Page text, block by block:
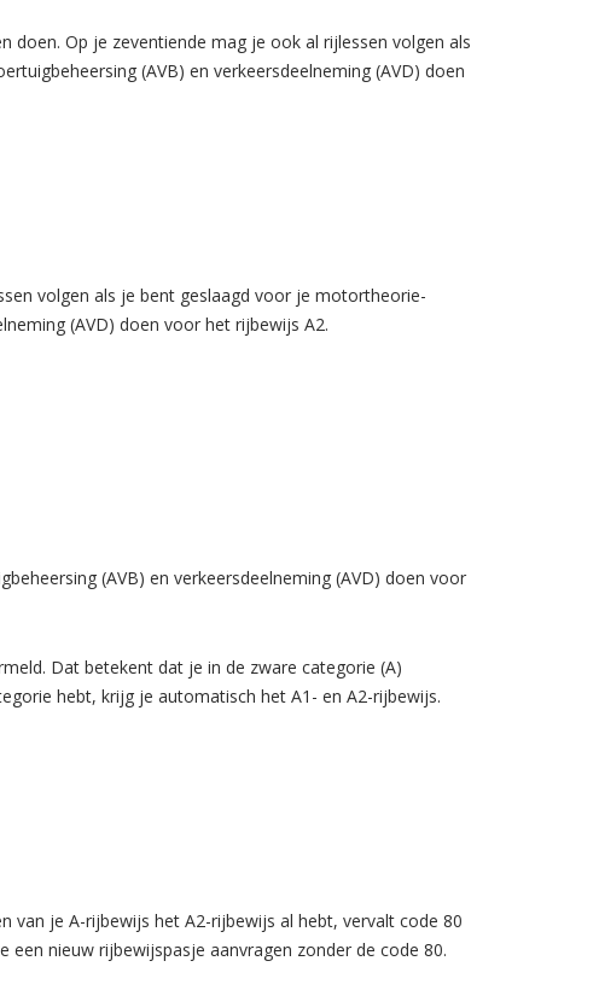
Op je zeventiende mag je ook al rijlessen volgen als
(AVB) en verkeersdeelneming (AVD) doen
volgen als je bent geslaagd voor je motortheorie-
(AVD) doen voor het rijbewijs A2.
(AVB) en verkeersdeelneming (AVD) doen voor
Dat betekent dat je in de zware categorie (A)
hebt, krijg je automatisch het A1- en A2-rijbewijs.
van je A-rijbewijs het A2-rijbewijs al hebt, vervalt code 80
nieuw rijbewijspasje aanvragen zonder de code 80.